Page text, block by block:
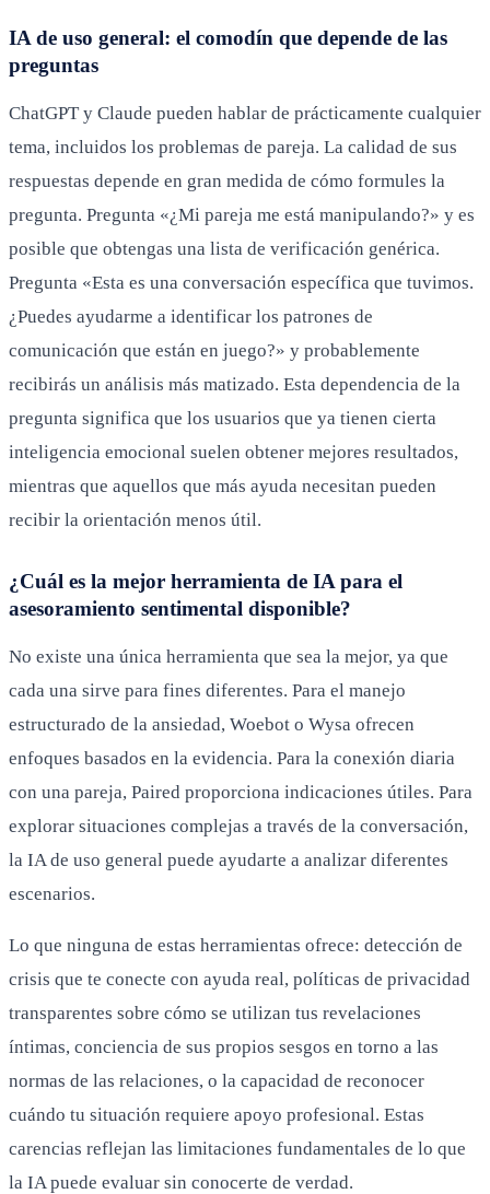
IA de uso general: el comodín que depende de las
preguntas
ChatGPT y Claude pueden hablar de prácticamente cualquier
tema, incluidos los problemas de pareja. La calidad de sus
respuestas depende en gran medida de cómo formules la
pregunta. Pregunta «¿Mi pareja me está manipulando?» y es
posible que obtengas una lista de verificación genérica.
Pregunta «Esta es una conversación específica que tuvimos.
¿Puedes ayudarme a identificar los patrones de
comunicación que están en juego?» y probablemente
recibirás un análisis más matizado. Esta dependencia de la
pregunta significa que los usuarios que ya tienen cierta
inteligencia emocional suelen obtener mejores resultados,
mientras que aquellos que más ayuda necesitan pueden
recibir la orientación menos útil.
¿Cuál es la mejor herramienta de IA para el
asesoramiento sentimental disponible?
No existe una única herramienta que sea la mejor, ya que
cada una sirve para fines diferentes. Para el manejo
estructurado de la ansiedad, Woebot o Wysa ofrecen
enfoques basados en la evidencia. Para la conexión diaria
con una pareja, Paired proporciona indicaciones útiles. Para
explorar situaciones complejas a través de la conversación,
la IA de uso general puede ayudarte a analizar diferentes
escenarios.
Lo que ninguna de estas herramientas ofrece: detección de
crisis que te conecte con ayuda real, políticas de privacidad
transparentes sobre cómo se utilizan tus revelaciones
íntimas, conciencia de sus propios sesgos en torno a las
normas de las relaciones, o la capacidad de reconocer
cuándo tu situación requiere apoyo profesional. Estas
carencias reflejan las limitaciones fundamentales de lo que
la IA puede evaluar sin conocerte de verdad.